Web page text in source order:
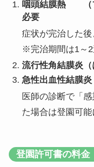
咽頭結膜熱 （
必要
症状が完治した
※完治期間は1～2
流行性角結膜炎（
急性出血性結膜
医師の診断で「
た場合は登園可能
登園許可書の料金